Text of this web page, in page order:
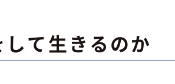
て生きるのか